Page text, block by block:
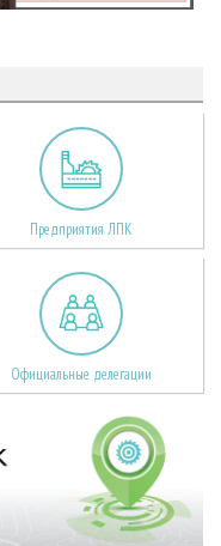
Предприятия ЛПК
Официальные делегации